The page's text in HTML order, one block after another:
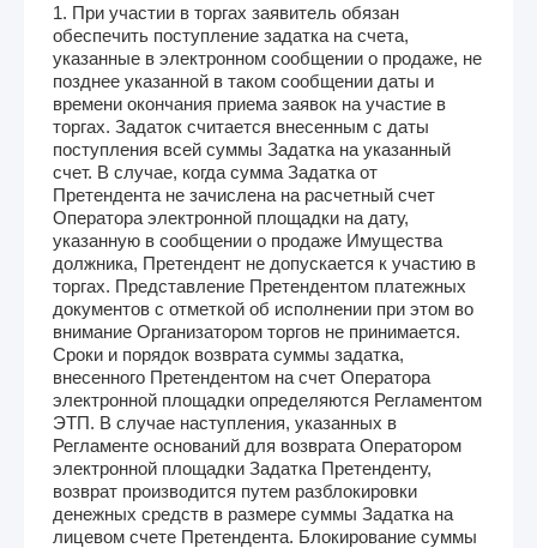
1. При участии в торгах заявитель обязан
обеспечить поступление задатка на счета,
указанные в электронном сообщении о продаже, не
позднее указанной в таком сообщении даты и
времени окончания приема заявок на участие в
торгах. Задаток считается внесенным с даты
поступления всей суммы Задатка на указанный
счет. В случае, когда сумма Задатка от
Претендента не зачислена на расчетный счет
Оператора электронной площадки на дату,
указанную в сообщении о продаже Имущества
должника, Претендент не допускается к участию в
торгах. Представление Претендентом платежных
документов с отметкой об исполнении при этом во
внимание Организатором торгов не принимается.
Сроки и порядок возврата суммы задатка,
внесенного Претендентом на счет Оператора
электронной площадки определяются Регламентом
ЭТП. В случае наступления, указанных в
Регламенте оснований для возврата Оператором
электронной площадки Задатка Претенденту,
возврат производится путем разблокировки
денежных средств в размере суммы Задатка на
лицевом счете Претендента. Блокирование суммы